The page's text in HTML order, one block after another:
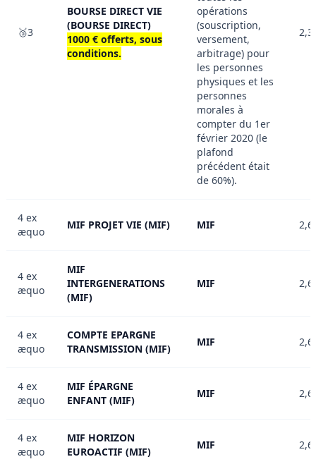
🥉3
BOURSE DIRECT VIE
(BOURSE DIRECT)
1000 € offerts, sous
conditions.
opérations
(souscription,
versement,
arbitrage) pour
les personnes
physiques et les
personnes
morales à
compter du 1er
février 2020 (le
plafond
précédent était
de 60%).
4 ex
æquo
MIF PROJET VIE (MIF) MIF
4 ex
æquo
MIF
INTERGENERATIONS
(MIF)
MIF
4 ex
æquo
COMPTE EPARGNE
TRANSMISSION (MIF)
MIF
4 ex
æquo
MIF ÉPARGNE
ENFANT (MIF)
MIF
4 ex
æquo
MIF HORIZON
EUROACTIF (MIF)
MIF